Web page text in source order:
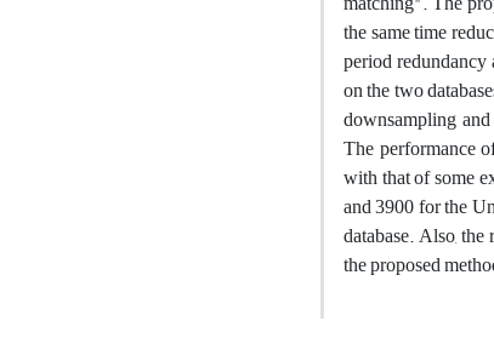
the same time
period redundancy
on the two
downsampling
The performance
with that of some
and 3900 for the
database. Also,
the proposed